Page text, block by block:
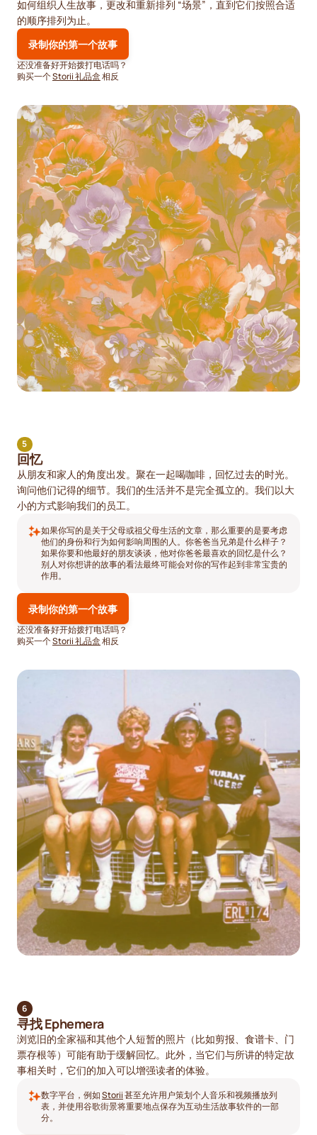
如何组织人生故事，更改和重新排列 “场景”，直到它们按照合适
的顺序排列为止。
录制你的第一个故事
还没准备好开始拨打电话吗？
购买一个Storii 礼品盒相反
5
回忆
从朋友和家人的角度出发。聚在一起喝咖啡，回忆过去的时光。
询问他们记得的细节。我们的生活并不是完全孤立的。我们以大
小的方式影响我们的员工。
如果你写的是关于父母或祖父母生活的文章，那么重要的是要考虑
他们的身份和行为如何影响周围的人。你爸爸当兄弟是什么样子？
如果你要和他最好的朋友谈谈，他对你爸爸最喜欢的回忆是什么？
别人对你想讲的故事的看法最终可能会对你的写作起到非常宝贵的
作用。
录制你的第一个故事
还没准备好开始拨打电话吗？
购买一个Storii 礼品盒相反
6
寻找 Ephemera
浏览旧的全家福和其他个人短暂的照片（比如剪报、食谱卡、门
票存根等）可能有助于缓解回忆。此外，当它们与所讲的特定故
事相关时，它们的加入可以增强读者的体验。
数字平台，例如Storii甚至允许用户策划个人音乐和视频播放列
表，并使用谷歌街景将重要地点保存为互动生活故事软件的一部
分。